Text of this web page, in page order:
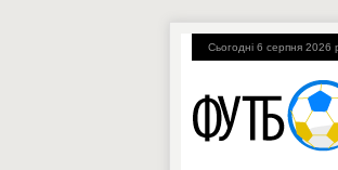
Сьогодні 6 серпня 2026